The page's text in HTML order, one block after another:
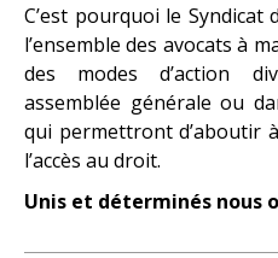
C’est pourquoi le Syndicat
l’ensemble des avocats à
des modes d’action
assemblée générale ou
qui permettront d’aboutir
l’accès au droit.
Unis et déterminés nous